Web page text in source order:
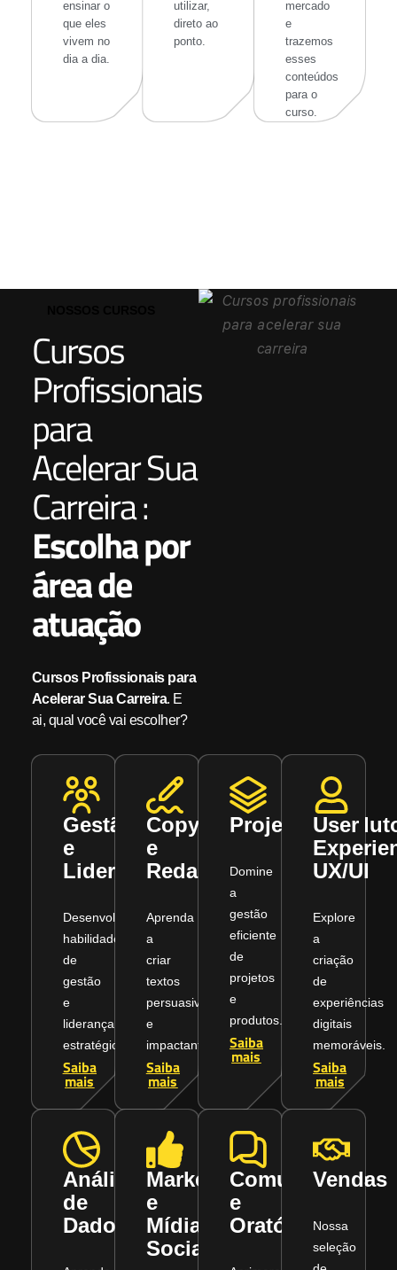
ensinar o
que eles
vivem no
dia a dia.
utilizar,
direto ao
ponto.
mercado
e
trazemos
esses
conteúdos
para o
curso.
Cursos
Profissionais
para
Acelerar Sua
Carreira :
Escolha por
área de
atuação
Cursos Profissionais para
Acelerar Sua Carreira. E
ai, qual você vai escolher?
Gestão
e
Liderança
Desenvolva
habilidades
de
gestão
e
liderança
estratégica.
Saiba
mais
Copywriting
e
Redação
Aprenda
a
criar
textos
persuasivos
e
impactantes.
Saiba
mais
Projetos/
Domine
a
gestão
eficiente
de
projetos
e
produtos.
Saiba
mais
User
UX/UI
Explore
a
criação
de
experiências
digitais
memoráveis.
Saiba
mais
Análise
de
Dados
Marketing
e
Mídias
Sociais
Comunicação
e
Oratória
Vendas
Nossa
seleção